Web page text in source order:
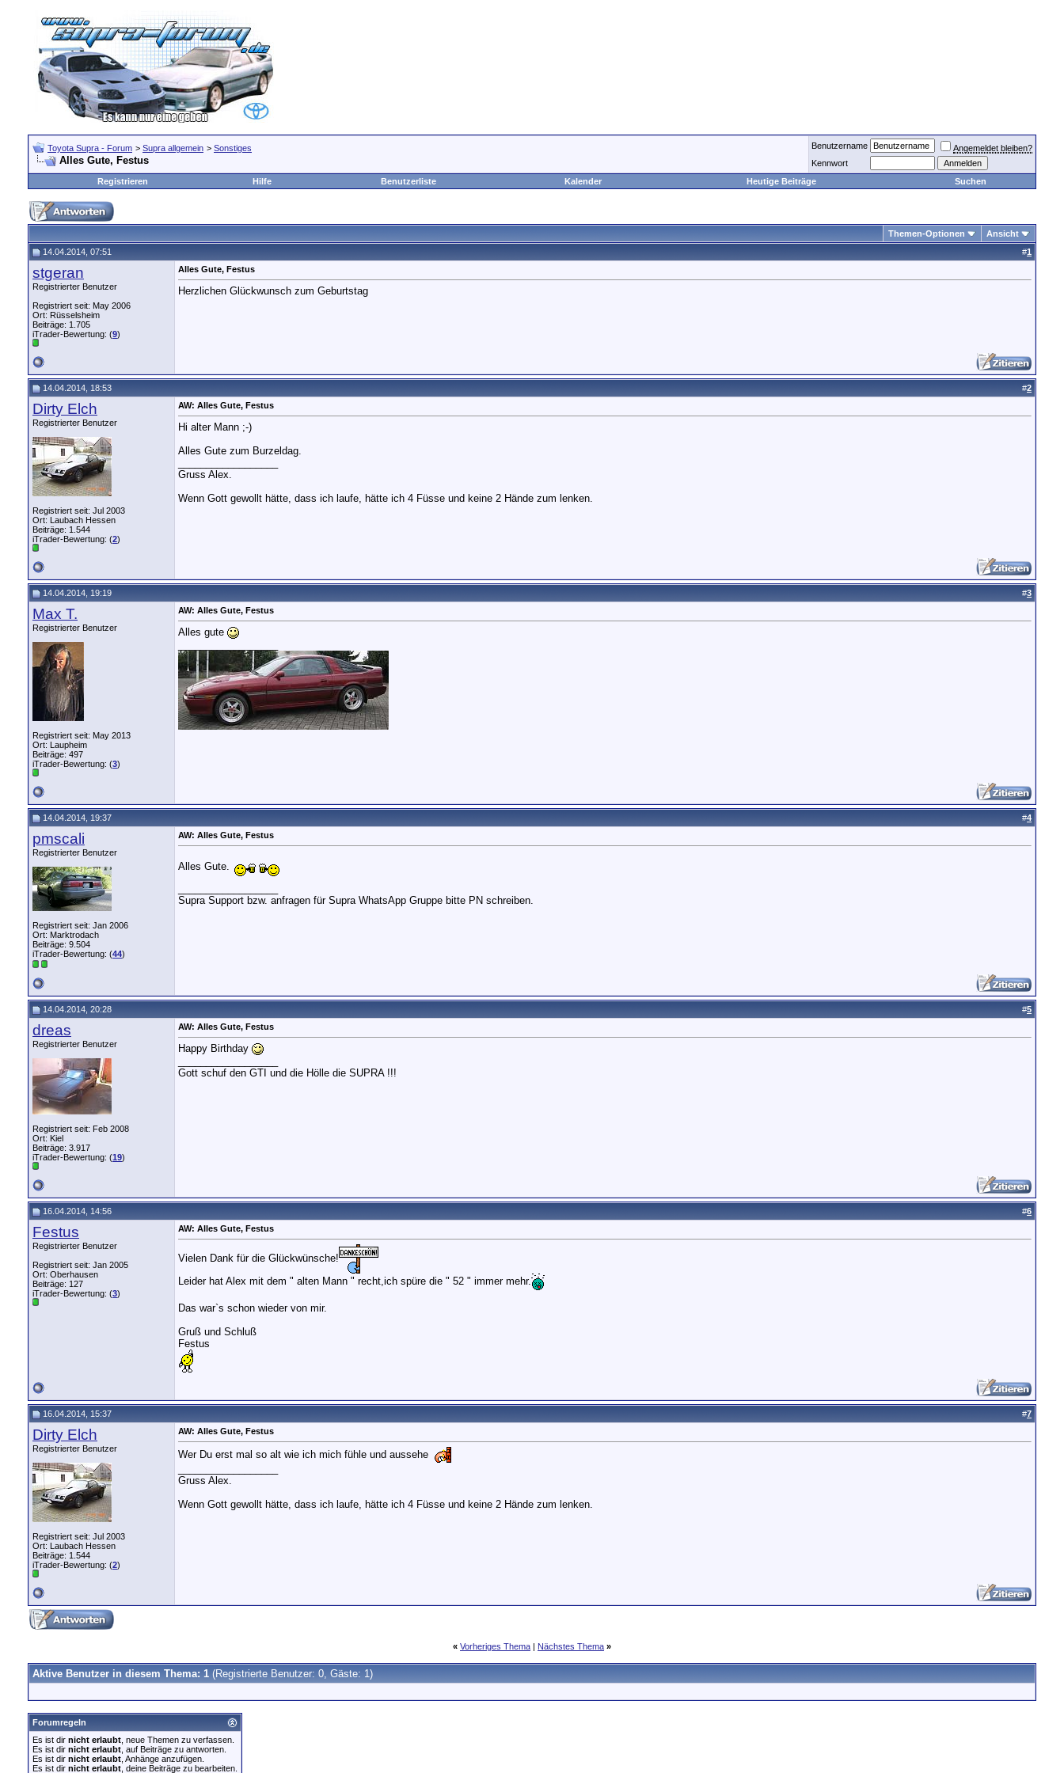
Toyota Supra - Forum > Supra allgemein > Sonstiges
Alles Gute, Festus
Benutzername
Angemeldet bleiben?
Kennwort
Registrieren
Hilfe Benutzerliste Kalender Heutige Beiträge Suchen
Themen-Optionen
Ansicht
14.04.2014, 07:51
#1
stgeran
Registrierter Benutzer
Registriert seit: May 2006
Ort: Rüsselsheim
Beiträge: 1.705
iTrader-Bewertung: (9)
Alles Gute, Festus
Herzlichen Glückwunsch zum Geburtstag
14.04.2014, 18:53 #2
Dirty Elch
Registrierter Benutzer
Registriert seit: Jul 2003
Ort: Laubach Hessen
Beiträge: 1.544
iTrader-Bewertung: (2)
AW: Alles Gute, Festus
Hi alter Mann ;-)
Alles Gute zum Burzeldag.
Gruss Alex.
Wenn Gott gewollt hätte, dass ich laufe, hätte ich 4 Füsse und keine 2 Hände zum lenken.
14.04.2014, 19:19 #3
Max T.
Registrierter Benutzer
Registriert seit: May 2013
Ort: Laupheim
Beiträge: 497
iTrader-Bewertung: (3)
AW: Alles Gute, Festus
Alles gute
14.04.2014, 19:37 #4
pmscali
Registrierter Benutzer
Registriert seit: Jan 2006
Ort: Marktrodach
Beiträge: 9.504
iTrader-Bewertung: (44)
AW: Alles Gute, Festus
Alles Gute.
Supra Support bzw. anfragen für Supra WhatsApp Gruppe bitte PN schreiben.
14.04.2014, 20:28 #5
dreas
Registrierter Benutzer
Registriert seit: Feb 2008
Ort: Kiel
Beiträge: 3.917
iTrader-Bewertung: (19)
AW: Alles Gute, Festus
Happy Birthday
Gott schuf den GTI und die Hölle die SUPRA !!!
16.04.2014, 14:56 #6
Festus
Registrierter Benutzer
Registriert seit: Jan 2005
Ort: Oberhausen
Beiträge: 127
iTrader-Bewertung: (3)
AW: Alles Gute, Festus
Vielen Dank für die Glückwünsche!
Leider hat Alex mit dem " alten Mann " recht,ich spüre die " 52 " immer mehr.
Das war`s schon wieder von mir.
Gruß und Schluß
Festus
16.04.2014, 15:37 #7
Dirty Elch
Registrierter Benutzer
Registriert seit: Jul 2003
Ort: Laubach Hessen
Beiträge: 1.544
iTrader-Bewertung: (2)
AW: Alles Gute, Festus
Wer Du erst mal so alt wie ich mich fühle und aussehe
Gruss Alex.
Wenn Gott gewollt hätte, dass ich laufe, hätte ich 4 Füsse und keine 2 Hände zum lenken.
« Vorheriges Thema | Nächstes Thema »
Aktive Benutzer in diesem Thema: 1 (Registrierte Benutzer: 0, Gäste: 1)
Forumregeln
Es ist dir nicht erlaubt , neue Themen zu verfassen.
Es ist dir nicht erlaubt , auf Beiträge zu antworten.
Es ist dir nicht erlaubt , Anhänge anzufügen.
Es ist dir nicht erlaubt , deine Beiträge zu bearbeiten.